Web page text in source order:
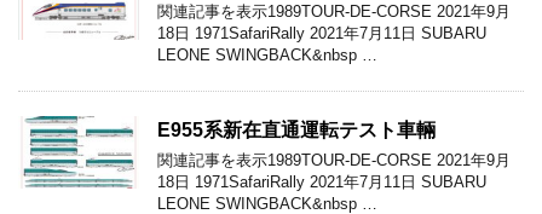
関連記事を表示1989TOUR-DE-CORSE 2021年9月
18日 1971SafariRally 2021年7月11日 SUBARU
LEONE SWINGBACK&nbsp …
E955系新在直通運転テスト車輛
関連記事を表示1989TOUR-DE-CORSE 2021年9月
18日 1971SafariRally 2021年7月11日 SUBARU
LEONE SWINGBACK&nbsp …